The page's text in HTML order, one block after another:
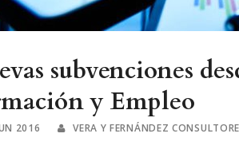
subvenciones
y Empleo
2016 VERA Y FERNÁNDEZ